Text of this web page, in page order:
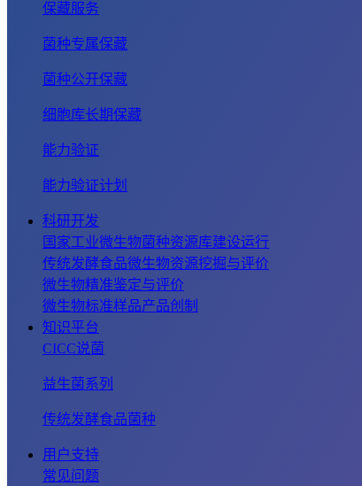
保藏服务
菌种专属保藏
菌种公开保藏
细胞库长期保藏
能力验证
能力验证计划
科研开发
国家工业微生物菌种资源库建设运行
传统发酵食品微生物资源挖掘与评价
微生物精准鉴定与评价
微生物标准样品产品创制
知识平台
CICC说菌
益生菌系列
传统发酵食品菌种
用户支持
常见问题